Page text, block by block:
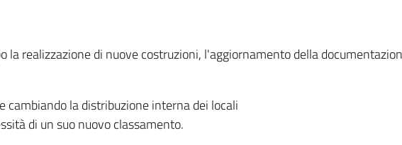
la realizzazione di nuove costruzioni, l'aggiornamento della
la distribuzione interna dei locali
di un suo nuovo classamento.